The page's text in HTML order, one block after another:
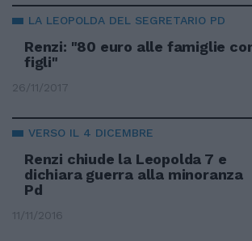
LA LEOPOLDA DEL SEGRETARIO PD
Renzi: "80 euro alle famiglie
figli"
26/11/2017
VERSO IL 4 DICEMBRE
Renzi chiude la Leopolda 7 e
dichiara guerra alla minoranza
Pd
11/11/2016